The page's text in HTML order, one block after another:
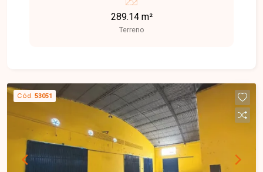
ideal para quem busca tranquilidade, conforto e
qualidade de vida, além de grande potencial de
personalizado. Uma excelente oportunidade para
construir a casa dos seus sonhos em um
condomínio fechado, com segurança e toda a
comodidade que sua família merece. Entre em
contato e agende sua visita!
289.14 m²
Terreno
Cód. 53051